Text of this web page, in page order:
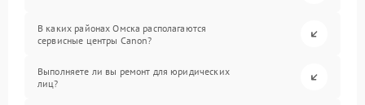
В каких районах Омска располагаются
сервисные центры Canon?
Выполняете ли вы ремонт для юридических
лиц?